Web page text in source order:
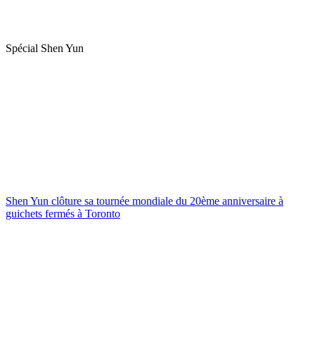
Spécial Shen Yun
Shen Yun clôture sa tournée mondiale du 20ème anniversaire à
guichets fermés à Toronto